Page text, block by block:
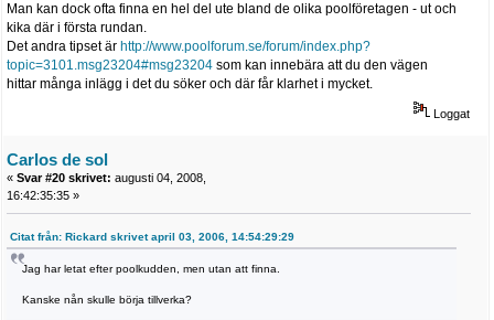
Man kan dock ofta finna en hel del ute bland de olika poolföretagen - ut och
kika där i första rundan.
Det andra tipset är http://www.poolforum.se/forum/index.php?
topic=3101.msg23204#msg23204 som kan innebära att du den vägen
hittar många inlägg i det du söker och där får klarhet i mycket.
Loggat
Carlos de sol
« Svar #20 skrivet: augusti 04, 2008,
16:42:35:35 »
Citat från: Rickard skrivet april 03, 2006, 14:54:29:29
Jag har letat efter poolkudden, men utan att finna.
Kanske nån skulle börja tillverka?